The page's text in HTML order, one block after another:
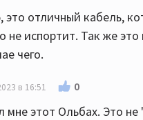
это отличный кабель,
не испортит. Так же это
чего.
в 16:51 0
этот Ольбах. Это не